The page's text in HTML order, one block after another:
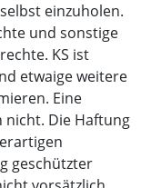
einzuholen.
und sonstige
KS ist
etwaige weitere
Eine
Die Haftung
geschützter